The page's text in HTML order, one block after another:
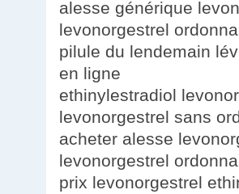
alesse générique
levonorgestrel
pilule du lendemain
en ligne
ethinylestradiol
levonorgestrel sans
acheter alesse
levonorgestrel
prix levonorgestrel